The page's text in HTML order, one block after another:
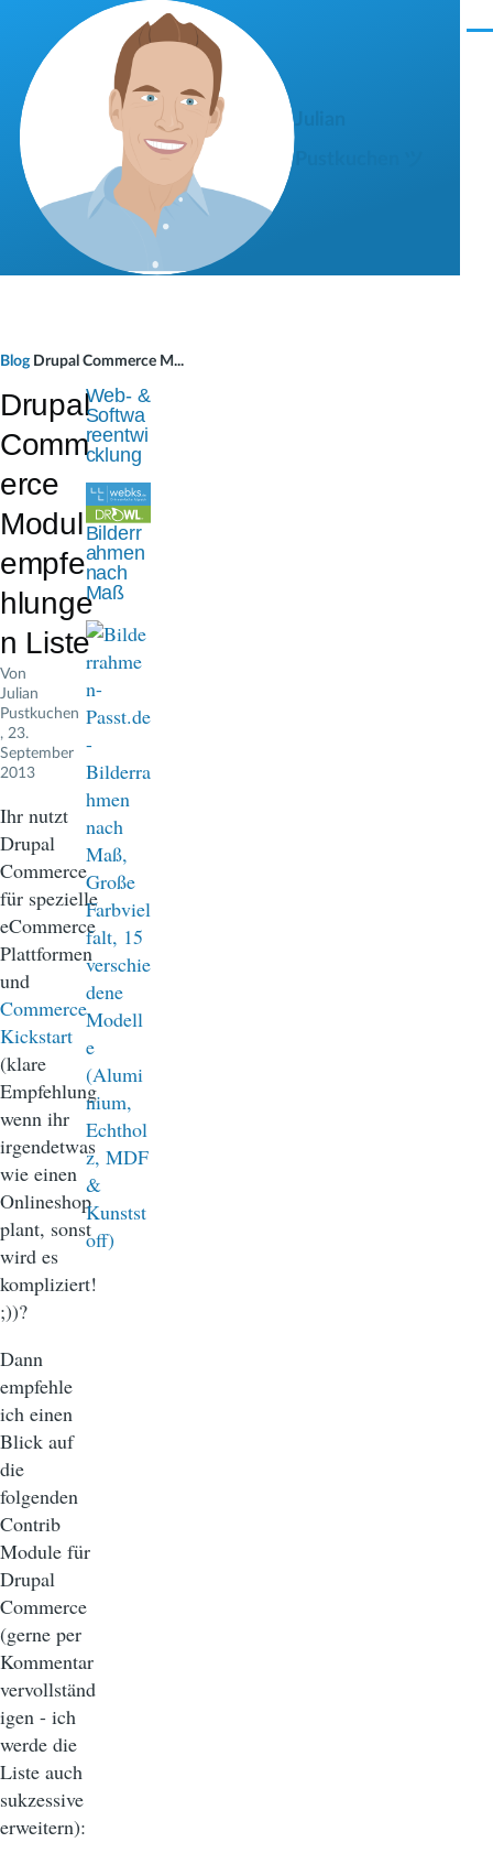
Direkt zum Inhalt
M
a
d
n
a
v
i
g
a
t
i
o
n
Blog Drupal Commerce M...
Drupal
Comm
erce
Modul
empfe
hlunge
n Liste
Von
Julian
Pustkuchen
, 23.
September
2013
Ihr nutzt
Drupal
Commerce
für spezielle
eCommerce
Plattformen
und
Commerce
Kickstart
(klare
Empfehlung
wenn ihr
irgendetwas
wie einen
Onlineshop
plant, sonst
wird es
kompliziert!
;))?
Dann
empfehle
ich einen
Blick auf
die
folgenden
Contrib
Module für
Drupal
Commerce
(gerne per
Kommentar
vervollständ
igen - ich
werde die
Liste auch
sukzessive
erweitern):
Web- &
Softwa
reentwi
cklung
Bilderr
ahmen
nach
Maß